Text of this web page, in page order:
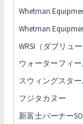
Whetman
Whetman
WRSI（ダブリュ
ウォーターフィ
スウィングスタ
フジタカヌー
新富士バーナー